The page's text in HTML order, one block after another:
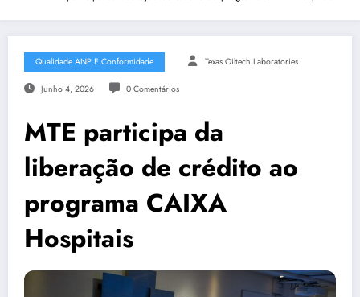
Qualidade ANP E Conformidade Texas Oiltech Laboratories
Junho 4, 2026 0 Comentários
MTE participa da
liberação de crédito ao
programa CAIXA
Hospitais